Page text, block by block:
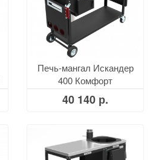
Печь-мангал Искандер
400 Комфорт
40 140 р.